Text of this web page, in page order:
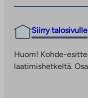
Siirry talosivulle
Huom! Kohde-
laatimishetkeltä.